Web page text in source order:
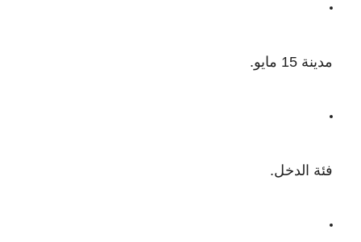
مدينة 15 مايو.
فئة الدخل.